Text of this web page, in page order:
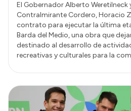
El Gobernador Alberto Weretilneck
Contralmirante Cordero, Horacio
contrato para ejecutar la última
Barda del Medio, una obra que
destinado al desarrollo de
recreativas y culturales para la